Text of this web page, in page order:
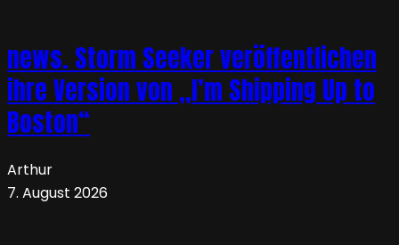
news. Storm Seeker veröffentlichen
ihre Version von „I’m Shipping Up to
Boston“
Arthur
7. August 2026